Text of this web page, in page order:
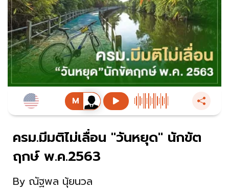
ครม.มีมติไม่เลื่อน "วันหยุด" นักขัต
ฤกษ์ พ.ค.2563
By ณัฐพล นุ้ยนวล